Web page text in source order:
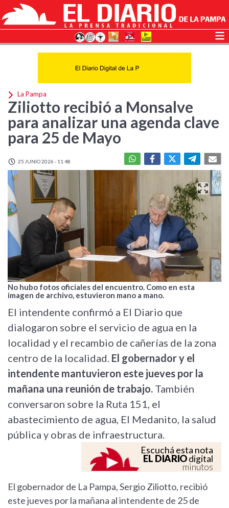
La Pampa
Ziliotto recibió a Monsalve
para analizar una agenda clave
para 25 de Mayo
25 JUNIO 2026 - 11:48
No hubo fotos oficiales del encuentro. Como en esta
imagen de archivo, estuvieron mano a mano.
El intendente confirmó a El Diario que
dialogaron sobre el servicio de agua en la
localidad y el recambio de cañerías de la zona
centro de la localidad. El gobernador y el
intendente mantuvieron este jueves por la
mañana una reunión de trabajo. También
conversaron sobre la Ruta 151, el
abastecimiento de agua, El Medanito, la salud
pública y obras de infraestructura.
Escuchá esta nota
EL DIARIOdigital
minutos
El gobernador de La Pampa, Sergio Ziliotto, recibió
este jueves por la mañana al intendente de 25 de